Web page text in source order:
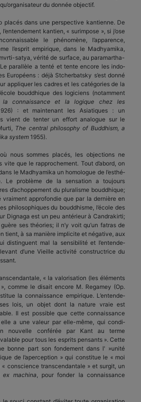
du donnée objectif.
placés dans une perspective kantienne. De
kantien, « surimpose », si j’ose
le phénomène, l’apparence,
l’esprit empirique, dans le Madhyamika,
satya, vérité de surface, au paramartha-
parallèle a tenté et tente encore les indo­
Européens : déjà Stcherbatsky s’est donné
appliquer les cadres et les catégories de la
bouddhique des logiciens (notamment
connaissance et la logique chez les
: et maintenant les Asiatiques : un
vient de tenter un effort analogue sur le
The central philosophy of Buddhism, a
system 1955).
nous sommes placés, les objections ne
vite que le rapprochement. Tout d’abord, on
le Madhyamika un homologue de l’esthé­
Le problème de la sensation a toujours
d’achoppement du pluralisme bouddhique;
vraiment approfondie que par la dernière en
philosophiques du bouddhisme, l’école des
Dignaga est un peu antérieur à Candrakirti;
ses théories; il n’y voit qu’un fatras de
tient, à sa manière implicite et négative, aux
distinguent mal la sensibilité et l’entende­
d’une Vieille activité constructrice du
« la valorisation (les éléments
comme le disait encore M. Regamey (Op.
la connaissance empirique. L’entende­
lois, un objet dont la nature vraie est
Il est possible que cette connaissance
elle a une valeur par elle-même, qui condi­
nouvelle conférée par Kant au terme
pour tous les esprits pensants ». Cette
bonne part son fondement dans l' »unité
de l’aperception » qui constitue le « moi
conscience transcendantale » et surgit, un
ex machina , pour fonder la connaissance